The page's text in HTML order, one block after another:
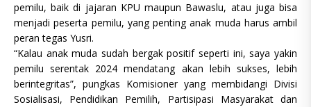
pemilu, baik di jajaran KPU maupun Bawaslu, atau juga bisa
menjadi peserta pemilu, yang penting anak muda harus ambil
peran tegas Yusri.
“Kalau anak muda sudah bergak positif seperti ini, saya yakin
pemilu serentak 2024 mendatang akan lebih sukses, lebih
berintegritas”, pungkas Komisioner yang membidangi Divisi
Sosialisasi, Pendidikan Pemilih, Partisipasi Masyarakat dan